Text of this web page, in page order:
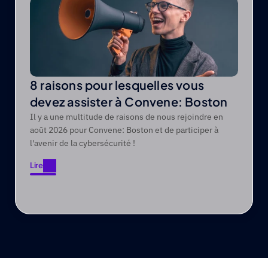
8 raisons pour lesquelles vous
devez assister à Convene: Boston
Il y a une multitude de raisons de nous rejoindre en
août 2026 pour Convene: Boston et de participer à
l'avenir de la cybersécurité !
Lire
Lire